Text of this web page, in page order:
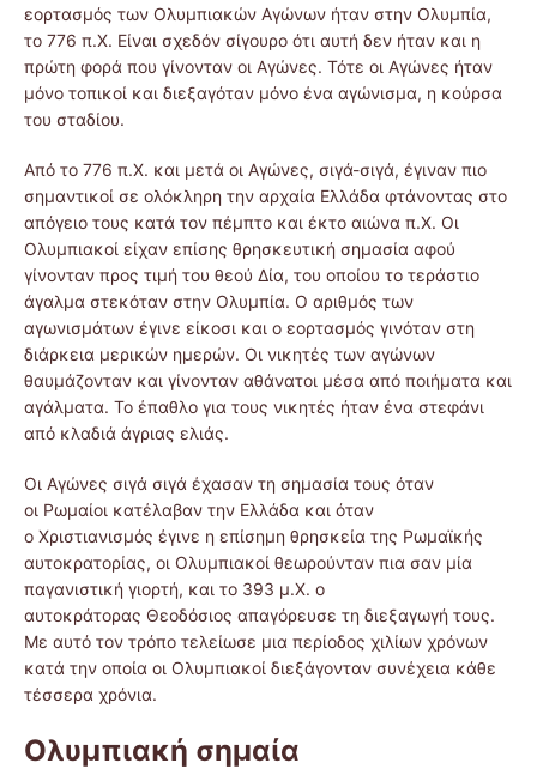
εορτασμός των Ολυμπιακών Αγώνων ήταν στην Ολυμπία,
το 776 π.Χ. Είναι σχεδόν σίγουρο ότι αυτή δεν ήταν και η
πρώτη φορά που γίνονταν οι Αγώνες. Τότε οι Αγώνες ήταν
μόνο τοπικοί και διεξαγόταν μόνο ένα αγώνισμα, η κούρσα
του σταδίου.
Από το 776 π.Χ. και μετά οι Αγώνες, σιγά-σιγά, έγιναν πιο
σημαντικοί σε ολόκληρη την αρχαία Ελλάδα φτάνοντας στο
απόγειο τους κατά τον πέμπτο και έκτο αιώνα π.Χ. Οι
Ολυμπιακοί είχαν επίσης θρησκευτική σημασία αφού
γίνονταν προς τιμή του θεού Δία, του οποίου το τεράστιο
άγαλμα στεκόταν στην Ολυμπία. Ο αριθμός των
αγωνισμάτων έγινε είκοσι και ο εορτασμός γινόταν στη
διάρκεια μερικών ημερών. Οι νικητές των αγώνων
θαυμάζονταν και γίνονταν αθάνατοι μέσα από ποιήματα και
αγάλματα. Το έπαθλο για τους νικητές ήταν ένα στεφάνι
από κλαδιά άγριας ελιάς.
Οι Αγώνες σιγά σιγά έχασαν τη σημασία τους όταν
οι Ρωμαίοι κατέλαβαν την Ελλάδα και όταν
ο Χριστιανισμός έγινε η επίσημη θρησκεία της Ρωμαϊκής
αυτοκρατορίας, οι Ολυμπιακοί θεωρούνταν πια σαν μία
παγανιστική γιορτή, και το 393 μ.Χ. ο
αυτοκράτορας Θεοδόσιος απαγόρευσε τη διεξαγωγή τους.
Με αυτό τον τρόπο τελείωσε μια περίοδος χιλίων χρόνων
κατά την οποία οι Ολυμπιακοί διεξάγονταν συνέχεια κάθε
τέσσερα χρόνια.
Ολυμπιακή σημαία